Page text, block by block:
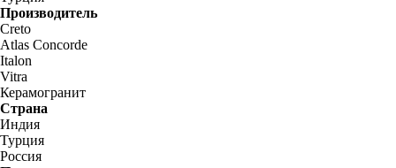
Производитель
Creto
Atlas Concorde
Italon
Vitra
Керамогранит
Страна
Индия
Турция
Россия